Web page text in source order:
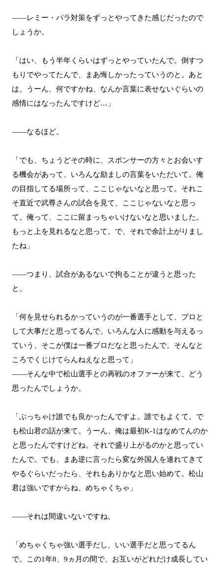
――レミー・パラ対策をずっとやってきた感じだったので
しょうか。
「はい、もう半年くらいはずっとやっていたんで。倒すつ
もりでやってたんで、まあ悔しかったっていうのと。あと
は、うーん、何ですかね、なんか言葉に表せないぐらいの
感情にはなったんですけど…」
――なるほど。
「でも、ちょうどその時に、スポンサーの方々とお会いす
る機会があって、いろんな励ましの言葉をいただいて。俺
の目指してる場所って、ここじゃないなと思って。それこ
そ直近で武尊さんの試合を見て、ここじゃないなと思っ
て。俺って、ここに留まっちゃいけないなと思いました。
もっと上を見れるなと思って。で、それで余計上がりまし
たね」
――つまり、試合があるないで拘ることが違うと思った
と。
「何を見せられるかっていうのが一番選手として、プロと
して大事だと思ってるんで。いろんな人に感動を与えるっ
ていう、そこが僕は一番プロだなと思ったんで。そんなと
ころでくじけてらんねえなと思って」
――そんな中で松山選手との再戦のオファーが来て、どう
思ったんでしょうか。
「ぶっちゃけ誰でも良かったんですよ。誰でもよくて。で
も松山君の話が来て。うーん、俺は最初K-1はなめてんのか
と思ったんですけどね。それで盛り上がるのかと思ってい
たんで。でも、まあ逆に言ったら変な外国人を連れてきて
やるぐらいだったら、それもありかなと思い始めて。松山
君は強いですからね、めちゃくちゃ」
――それは間違いないですね。
「めちゃくちゃ強い選手だし、いい選手だと思ってるん
で。この1年8、9ヵ月の間で、お互いがどれだけ成長してい